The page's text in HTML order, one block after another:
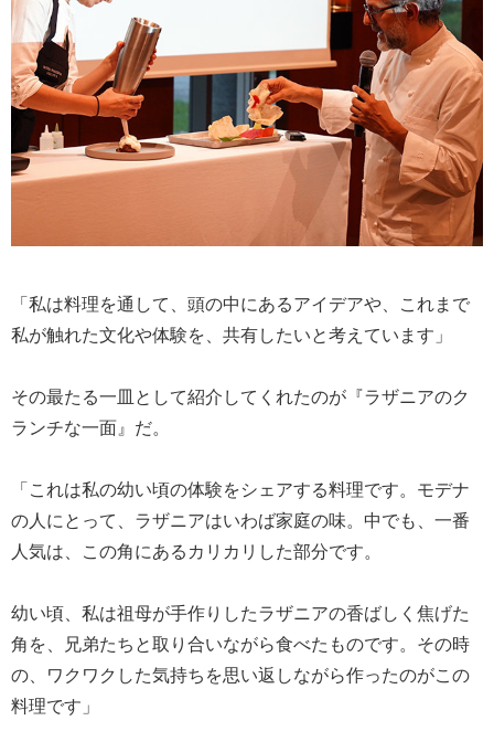
「私は料理を通して、頭の中にあるアイデアや、これまで
私が触れた文化や体験を、共有したいと考えています」
その最たる一皿として紹介してくれたのが『ラザニアのク
ランチな一面』だ。
「これは私の幼い頃の体験をシェアする料理です。モデナ
の人にとって、ラザニアはいわば家庭の味。中でも、一番
人気は、この角にあるカリカリした部分です。
幼い頃、私は祖母が手作りしたラザニアの香ばしく焦げた
角を、兄弟たちと取り合いながら食べたものです。その時
の、ワクワクした気持ちを思い返しながら作ったのがこの
料理です」